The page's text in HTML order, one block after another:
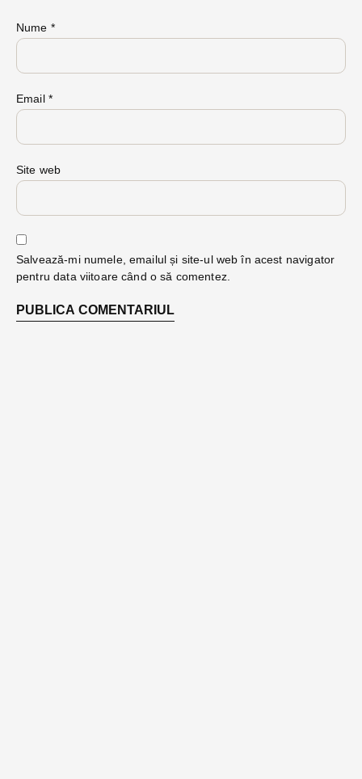
Nume *
Email *
Site web
Salvează-mi numele, emailul și site-ul web în acest navigator
pentru data viitoare când o să comentez.